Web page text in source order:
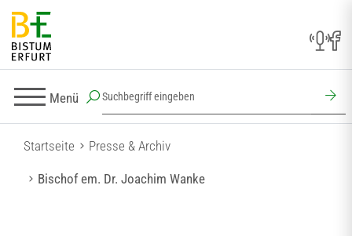
Menü
Startseite Presse & Archiv
Bischof em. Dr. Joachim Wanke